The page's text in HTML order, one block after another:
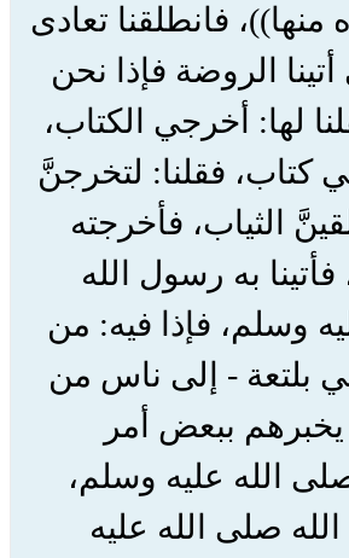
فانطلقنا تعادى
أتينا الروضة فإذا نحن
لها: أخرجي الكتاب،
كتاب، فقلنا: لتخرجنَّ
الثياب، فأخرجته
به رسول الله
وسلم، فإذا فيه: من
بلتعة - إلى ناس من
ببعض أمر
الله عليه وسلم،
صلى الله عليه